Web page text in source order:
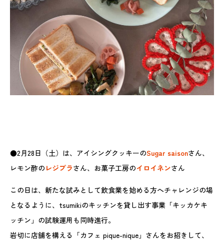
●2月28日（土）は、アイシングクッキーのSugar saisonさん、
レモン酢の レジプラさん、お菓子工房のイロイネンさん
この日は、新たな試みとして飲食業を始める方へチャレンジの場
となるように、tsumikiのキッチンを貸し出す事業「キッカケキ
ッチン」の試験運用も同時進行。
岩切に店舗を構える「カフェ pique-nique」さんをお招きして、